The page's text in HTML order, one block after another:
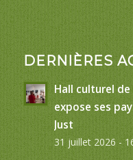
DERNIÈRES
Hall culturel
expose ses
Just
31 juillet 2026 -